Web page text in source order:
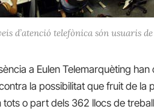
d’atenció telefònica són usuaris
a Eulen Telemarquèting
la possibilitat que fruit de la
o part dels 362 llocs de